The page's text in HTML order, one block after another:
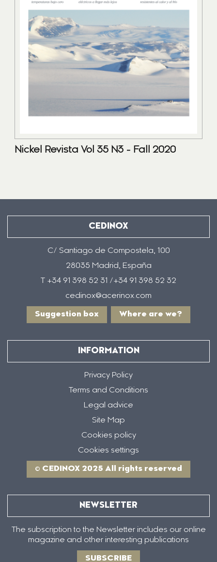
Nickel Revista Vol 35 N3 - Fall 2020
CEDINOX
C/ Santiago de Compostela, 100
28035 Madrid, España
T +34 91 398 52 31 /+34 91 398 52 32
cedinox@acerinox.com
Suggestion box Where are we?
INFORMATION
Privacy Policy
Terms and Conditions
Legal advice
Site Map
Cookies policy
Cookies settings
© CEDINOX 2025 All rights reserved
NEWSLETTER
The subscription to the Newsletter includes our online
magazine and other interesting publications
SUBSCRIBE